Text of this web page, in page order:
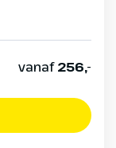
vanaf256,-